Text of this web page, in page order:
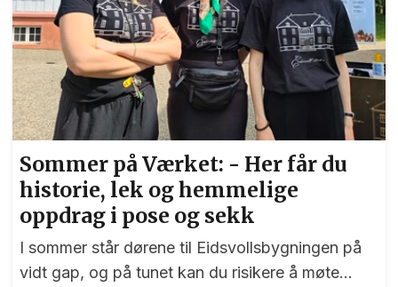
Sommer på Værket: - Her får du
historie, lek og hemmelige
oppdrag i pose og sekk
I sommer står dørene til Eidsvollsbygningen på
vidt gap, og på tunet kan du risikere å møte